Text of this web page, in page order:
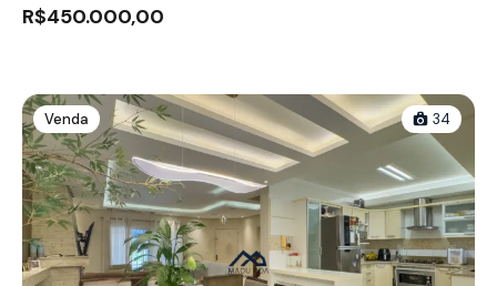
R$450.000,00
Venda 34